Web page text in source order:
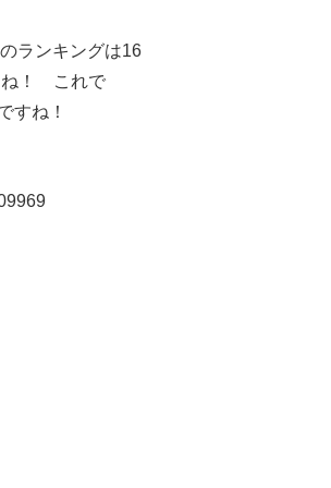
ランキングは16
ね！ これで
すね！